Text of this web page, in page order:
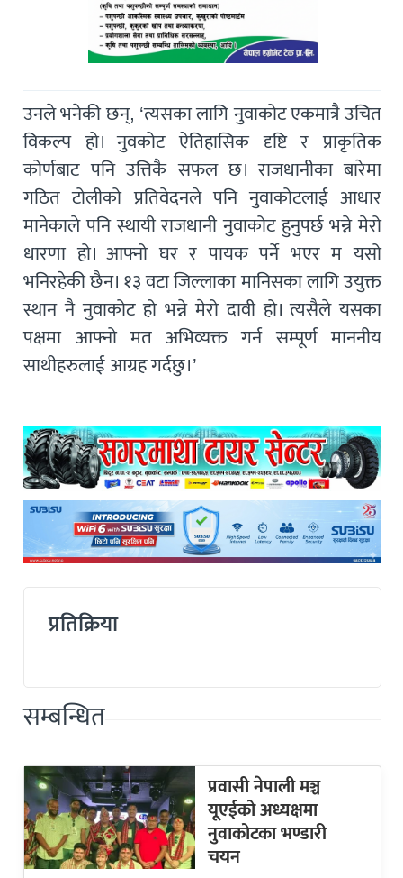
उनले भनेकी छन्, ‘त्यसका लागि नुवाकोट एकमात्रै उचित
विकल्प हो। नुवकोट ऐतिहासिक दृष्टि र प्राकृतिक
कोर्णबाट पनि उत्तिकै सफल छ। राजधानीका बारेमा
गठित टोलीको प्रतिवेदनले पनि नुवाकोटलाई आधार
मानेकाले पनि स्थायी राजधानी नुवाकोट हुनुपर्छ भन्ने मेरो
धारणा हो। आफ्नो घर र पायक पर्ने भएर म यसो
भनिरहेकी छैन। १३ वटा जिल्लाका मानिसका लागि उयुक्त
स्थान नै नुवाकोट हो भन्ने मेरो दावी हो। त्यसैले यसका
पक्षमा आफ्नो मत अभिव्यक्त गर्न सम्पूर्ण माननीय
साथीहरुलाई आग्रह गर्दछु।’
प्रतिक्रिया
सम्बन्धित
प्रवासी नेपाली मञ्च
यूएईको अध्यक्षमा
नुवाकोटका भण्डारी
चयन